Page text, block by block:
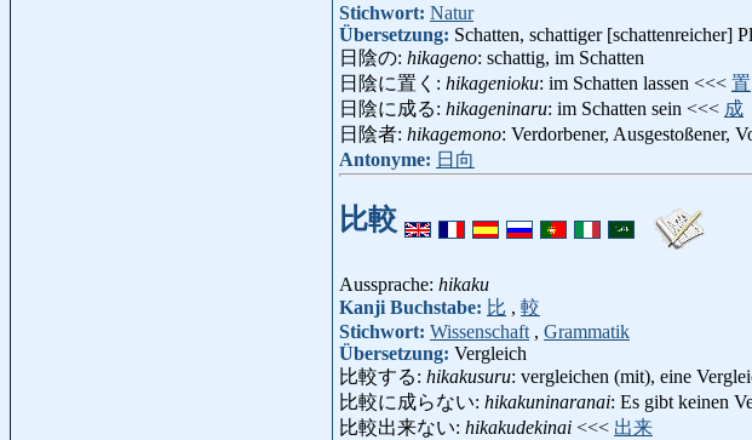
Stichwort: Natur
Übersetzung: Schatten, schattiger [schattenreicher]
日陰の: hikageno: schattig, im Schatten
日陰に置く: hikagenioku: im Schatten lassen <<< 置
日陰に成る: hikageninaru: im Schatten sein <<< 成
日陰者: hikagemono: Verdorbener, Ausgestoßener,
Antonyme: 日向
比較
Aussprache: hikaku
Kanji Buchstabe: 比 , 較
Stichwort: Wissenschaft , Grammatik
Übersetzung: Vergleich
比較する: hikakusuru: vergleichen (mit), eine
比較に成らない: hikakuninaranai: Es gibt keinen
比較出来ない: hikakudekinai <<< 出来